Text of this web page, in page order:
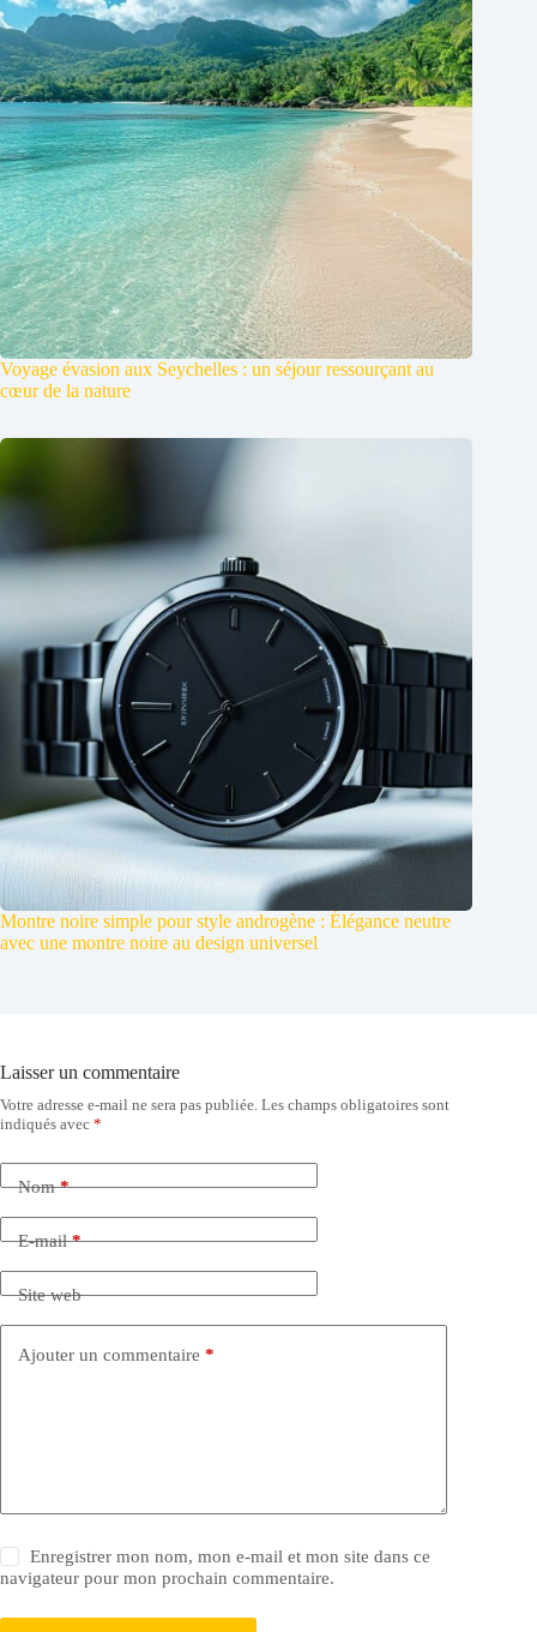
Voyage évasion aux Seychelles : un séjour ressourçant au
cœur de la nature
Montre noire simple pour style androgène : Élégance neutre
avec une montre noire au design universel
Laisser un commentaire
Votre adresse e-mail ne sera pas publiée. Les champs obligatoires sont
indiqués avec *
Nom*
E-mail*
Site web
Ajouter un commentaire *
Enregistrer mon nom, mon e-mail et mon site dans ce
navigateur pour mon prochain commentaire.